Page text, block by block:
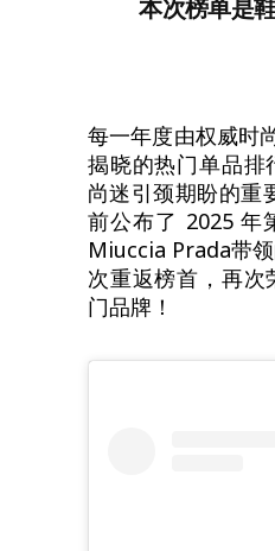
本次榜单是
每一年度由权威时
揭晓的热门单品排
尚迷引颈期盼的重
前公布了 2025 年
Miuccia Prada带
次重返榜首，再
门品牌！